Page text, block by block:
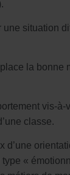
une situation
la bonne
vis-à-
classe.
d’une
«